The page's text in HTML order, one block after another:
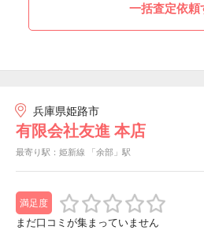
一括査定依頼
兵庫県姫路市
有限会社友進 本店
最寄り駅：姫新線 「余部」駅
満足度
まだ口コミが集まっていません